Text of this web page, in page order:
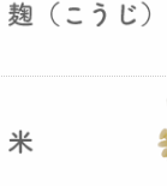
山形のさくらんぼ
て、当店の生甘酒